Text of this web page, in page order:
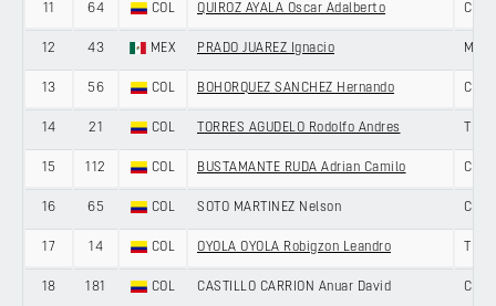
11 64 COL QUIROZ AYALA Oscar Adalberto
12 43 MEX PRADO JUAREZ Ignacio
13 56 COL BOHORQUEZ SANCHEZ Hernando
14 21 COL TORRES AGUDELO Rodolfo Andres
15 112 COL BUSTAMANTE RUDA Adrian Camilo
16 65 COL SOTO MARTINEZ Nelson
17 14 COL OYOLA OYOLA Robigzon Leandro
18 181 COL CASTILLO CARRION Anuar David